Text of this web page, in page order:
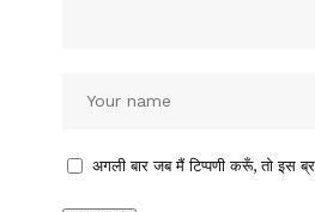
अगली बार जब मैं टिप्पणी करूँ, तो इस